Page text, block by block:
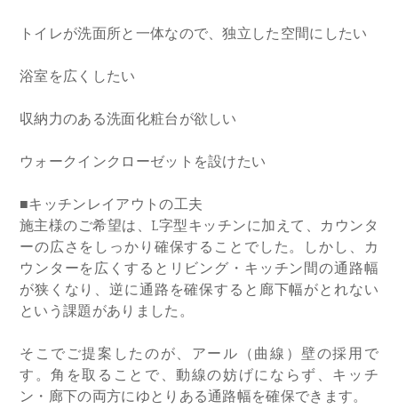
トイレが洗面所と一体なので、独立した空間にしたい
浴室を広くしたい
収納力のある洗面化粧台が欲しい
ウォークインクローゼットを設けたい
■キッチンレイアウトの工夫
施主様のご希望は、L字型キッチンに加えて、カウンタ
ーの広さをしっかり確保することでした。しかし、カ
ウンターを広くするとリビング・キッチン間の通路幅
が狭くなり、逆に通路を確保すると廊下幅がとれない
という課題がありました。
そこでご提案したのが、アール（曲線）壁の採用で
す。角を取ることで、動線の妨げにならず、キッチ
ン・廊下の両方にゆとりある通路幅を確保できます。